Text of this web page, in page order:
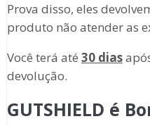
Prova disso, eles
produto não atender as
Você terá até 30 dias
devolução.
GUTSHIELD é